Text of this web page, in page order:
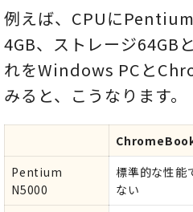
例えば、CPUに
4GB、ストレージ64GB
れをWindows PCと
みると、こうなります。
Pentium
N5000
標準的な性能
ない